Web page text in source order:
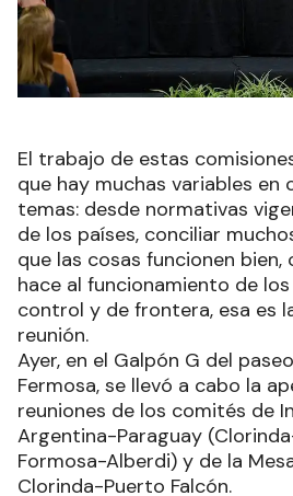
El trabajo de estas
que hay muchas variables en
temas: desde normativas
de los países, conciliar
que las cosas funcionen
hace al funcionamiento de
control y de frontera, esa es
reunión.
Ayer, en el Galpón G del
Fermosa, se llevó a cabo la
reuniones de los comités de
Argentina-Paraguay
Formosa-Alberdi) y de la
Clorinda-Puerto Falcón.